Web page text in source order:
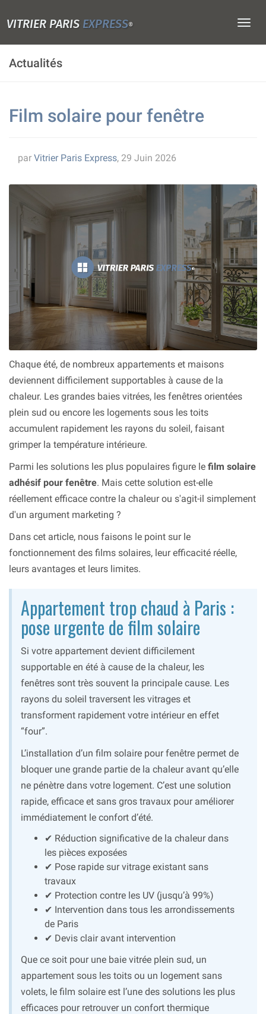
VITRIER PARIS EXPRESS®
Actualités
Film solaire pour fenêtre
par Vitrier Paris Express, 29 Juin 2026
Chaque été, de nombreux appartements et maisons
deviennent difficilement supportables à cause de la
chaleur. Les grandes baies vitrées, les fenêtres orientées
plein sud ou encore les logements sous les toits
accumulent rapidement les rayons du soleil, faisant
grimper la température intérieure.
Parmi les solutions les plus populaires figure le film solaire
adhésif pour fenêtre. Mais cette solution est-elle
réellement efficace contre la chaleur ou s'agit-il simplement
d'un argument marketing ?
Dans cet article, nous faisons le point sur le
fonctionnement des films solaires, leur efficacité réelle,
leurs avantages et leurs limites.
Appartement trop chaud à Paris :
pose urgente de film solaire
Si votre appartement devient difficilement
supportable en été à cause de la chaleur, les
fenêtres sont très souvent la principale cause. Les
rayons du soleil traversent les vitrages et
transforment rapidement votre intérieur en effet
“four”.
L’installation d’un film solaire pour fenêtre permet de
bloquer une grande partie de la chaleur avant qu’elle
ne pénètre dans votre logement. C’est une solution
rapide, efficace et sans gros travaux pour améliorer
immédiatement le confort d’été.
✔ Réduction significative de la chaleur dans
les pièces exposées
✔ Pose rapide sur vitrage existant sans
travaux
✔ Protection contre les UV (jusqu’à 99%)
✔ Intervention dans tous les arrondissements
de Paris
✔ Devis clair avant intervention
Que ce soit pour une baie vitrée plein sud, un
appartement sous les toits ou un logement sans
volets, le film solaire est l’une des solutions les plus
efficaces pour retrouver un confort thermique